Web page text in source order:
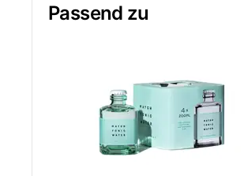
Passend zu